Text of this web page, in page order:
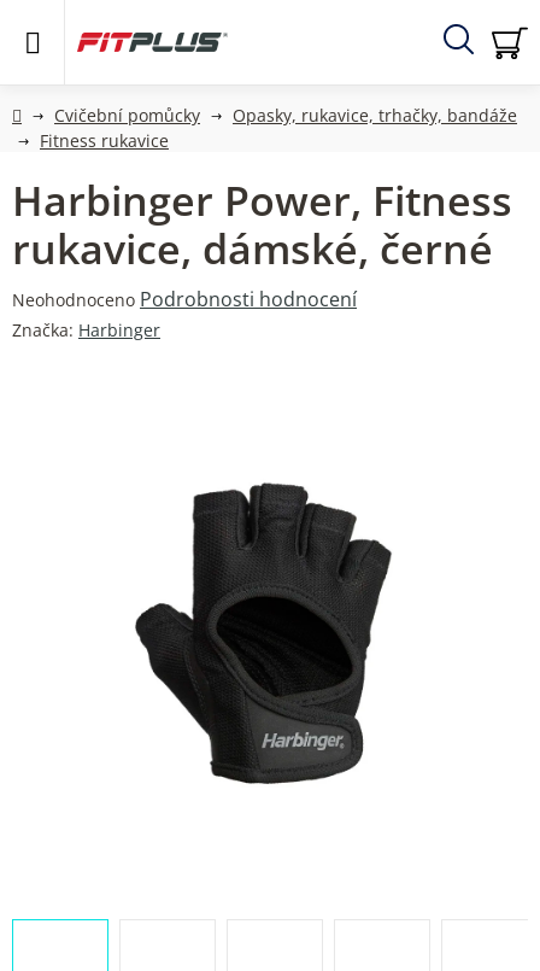
Hledat
DomůCvičební pomůcky
Opasky, rukavice, trhačky, bandáže
Fitness rukavice
Harbinger Power, Fitness
rukavice, dámské, černé
Průměrné
hodnocení
Neohodnoceno Podrobnosti hodnocení
Značka: Harbinger